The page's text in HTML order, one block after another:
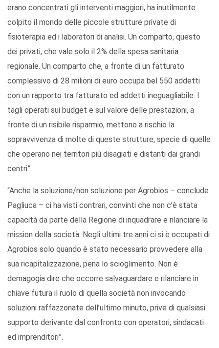
erano concentrati gli interventi maggiori, ha inutilmente
colpito il mondo delle piccole strutture private di
fisioterapia ed i laboratori di analisi. Un comparto, questo
dei privati, che vale solo il 2% della spesa sanitaria
regionale. Un comparto che, a fronte di un fatturato
complessivo di 28 milioni di euro occupa bel 550 addetti
con un rapporto tra fatturato ed addetti ineguagliabile. I
tagli operati sui budget e sul valore delle prestazioni, a
fronte di un risibile risparmio, mettono a rischio la
sopravvivenza di molte di queste strutture, specie di quelle
che operano nei territori più disagiati e distanti dai grandi
centri”.
“Anche la soluzione/non soluzione per Agrobios – conclude
Pagliuca – ci ha visti contrari, convinti che non c’è stata
capacità da parte della Regione di inquadrare e rilanciare la
mission della società. Negli ultimi tre anni ci si è occupati di
Agrobios solo quando è stato necessario provvedere alla
sua ricapitalizzazione, pena lo scioglimento. Non è
demagogia dire che occorre salvaguardare e rilanciare in
chiave futura il ruolo di quella società non invocando
soluzioni raffazzonate dell’ultimo minuto, prive di qualsiasi
supporto derivante dal confronto con operatori, sindacati
ed imprenditori”.